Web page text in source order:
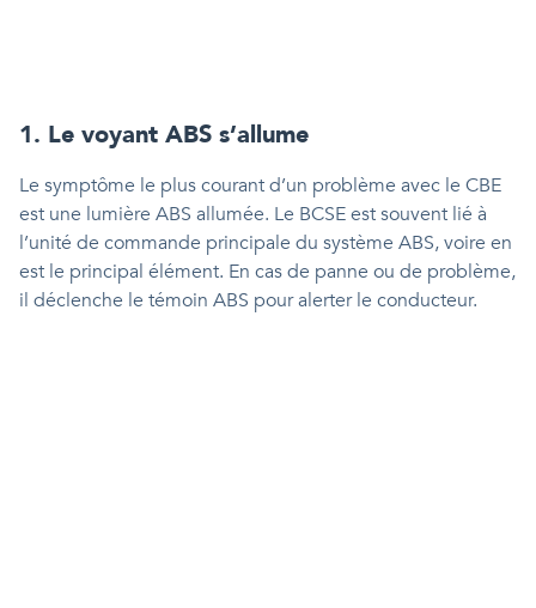
1. Le voyant ABS s’allume
Le symptôme le plus courant d’un problème avec le CBE
est une lumière ABS allumée. Le BCSE est souvent lié à
l’unité de commande principale du système ABS, voire en
est le principal élément. En cas de panne ou de problème,
il déclenche le témoin ABS pour alerter le conducteur.